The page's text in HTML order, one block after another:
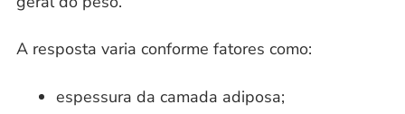
A resposta varia conforme fatores como:
espessura da camada adiposa;